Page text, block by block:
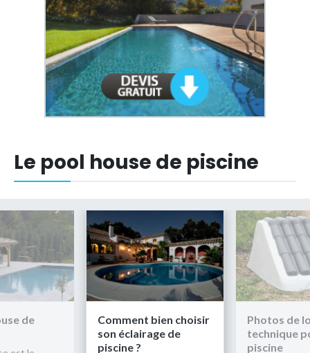
Le pool house de piscine
Comment bien choisir
son éclairage de
Photos de local
technique pour